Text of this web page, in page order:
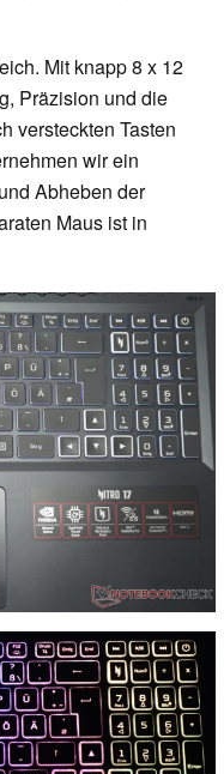
Mit knapp 8 x 12
Präzision und die
versteckten Tasten
wir ein
Abheben der
Maus ist in